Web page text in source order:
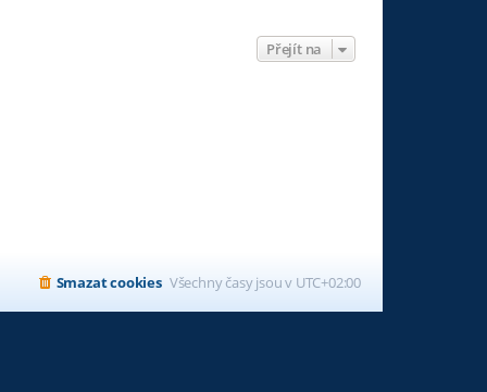
Přejít na
Všechny časy jsou v UTC+02:00
Smazat cookies